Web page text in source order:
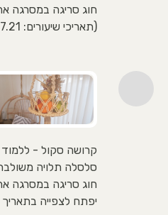
(תאריכי שיעורים: 6.7.21 + 20.7.21)
קרושה סקול - ללמוד
סלסלה תלויה
חוג סריגה במסרגה
יפתח לצפייה בתאריך 15.6.21